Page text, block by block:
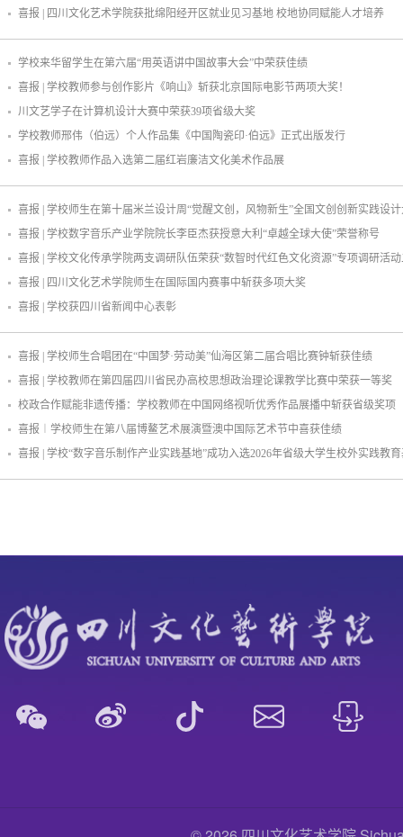
喜报 | 四川文化艺术学院获批绵阳经开区就业见习基地 校地协同赋能人才培养
学校来华留学生在第六届“用英语讲中国故事大会”中荣获佳绩
喜报 | 学校教师参与创作影片《响山》斩获北京国际电影节两项大奖！
川文艺学子在计算机设计大赛中荣获39项省级大奖
学校教师邢伟（伯远）个人作品集《中国陶瓷印·伯远》正式出版发行
喜报 | 学校教师作品入选第二届红岩廉洁文化美术作品展
喜报 | 学校师生在第十届米兰设计周“觉醒文创，风物新生”全国文创创新实践设
喜报 | 学校数字音乐产业学院院长李臣杰获授意大利“卓越全球大使”荣誉称号
喜报 | 学校文化传承学院两支调研队伍荣获“数智时代红色文化资源”专项调研活
喜报 | 四川文化艺术学院师生在国际国内赛事中斩获多项大奖
喜报 | 学校获四川省新闻中心表彰
喜报 | 学校师生合唱团在“中国梦·劳动美”仙海区第二届合唱比赛钟斩获佳绩
喜报 | 学校教师在第四届四川省民办高校思想政治理论课教学比赛中荣获一等奖
校政合作赋能非遗传播：学校教师在中国网络视听优秀作品展播中斩获省级奖项
喜报︱学校师生在第八届博鳌艺术展演暨澳中国际艺术节中喜获佳绩
喜报 | 学校“数字音乐制作产业实践基地”成功入选2026年省级大学生校外实践教